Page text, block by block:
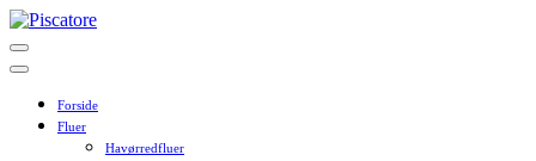
Skip
to
content
Forside
Fluer
Havørredfluer